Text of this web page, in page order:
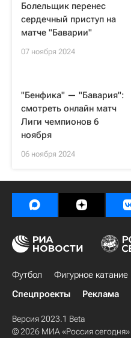
Болельщик перенес
сердечный приступ на
матче "Баварии"
07 ноября 2024
"Бенфика" — "Бавария":
смотреть онлайн матч
Лиги чемпионов 6
ноября
06 ноября 2024
Футбол Фигурное катание
Спецпроекты
Реклама
Версия 2023.1 Beta
© 2026 МИА «Россия сегодня»